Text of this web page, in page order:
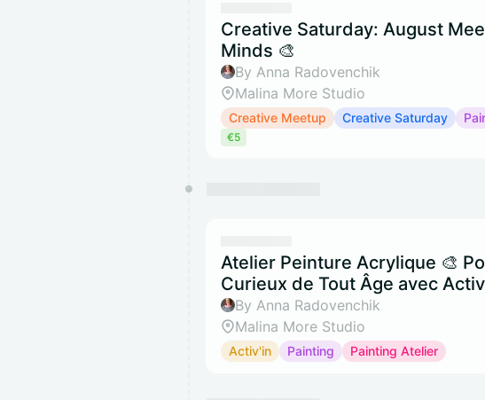
Creative Saturday: August
Minds 🎨
By Anna Radovenchik
Malina More Studio
Creative Meetup Creative Saturday
€5
Atelier Peinture Acrylique 🎨
Curieux de Tout Âge avec
By Anna Radovenchik
Malina More Studio
Activ'in Painting Painting Atelier